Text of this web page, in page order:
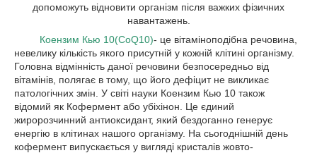
допоможуть відновити організм після важких фізичних
навантажень.
Коензим Кью 10(CoQ10)- це вітаміноподібна речовина,
невелику кількість якого присутній у кожній клітині організму.
Головна відмінність даної речовини безпосередньо від
вітамінів, полягає в тому, що його дефіцит не викликає
патологічних змін. У світі науки Коензим Кью 10 також
відомий як Кофермент або убіхінон. Це єдиний
жиророзчинний антиоксидант, який бездоганно генерує
енергію в клітинах нашого організму. На сьогоднішній день
кофермент випускається у вигляді кристалів жовто-